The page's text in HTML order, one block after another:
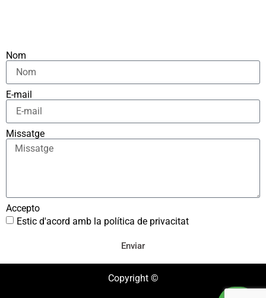
Nom
E-mail
Missatge
Accepto
Estic d'acord amb la política de privacitat
Enviar
Copyright ©